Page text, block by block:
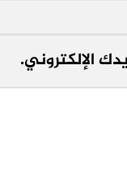
الإلكتروني.